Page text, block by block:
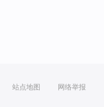
站点地图 网络举报